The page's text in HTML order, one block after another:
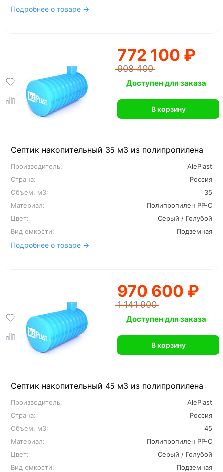
Подробнее о товаре →
Септик накопительный 35 м3 из полипропилена
Производитель:
AlePlast
Страна:
Россия
Объем, м3:
35
Материал:
Полипропилен PP-C
Цвет:
Серый / Голубой
Вид емкости:
Подземная
Подробнее о товаре →
772 100 ₽
908 400
Доступен для заказа
В корзину
Септик накопительный 45 м3 из полипропилена
Производитель:
AlePlast
Страна:
Россия
Объем, м3:
45
Материал:
Полипропилен PP-C
Цвет:
Серый / Голубой
Вид емкости:
Подземная
970 600 ₽
1 141 900
Доступен для заказа
В корзину